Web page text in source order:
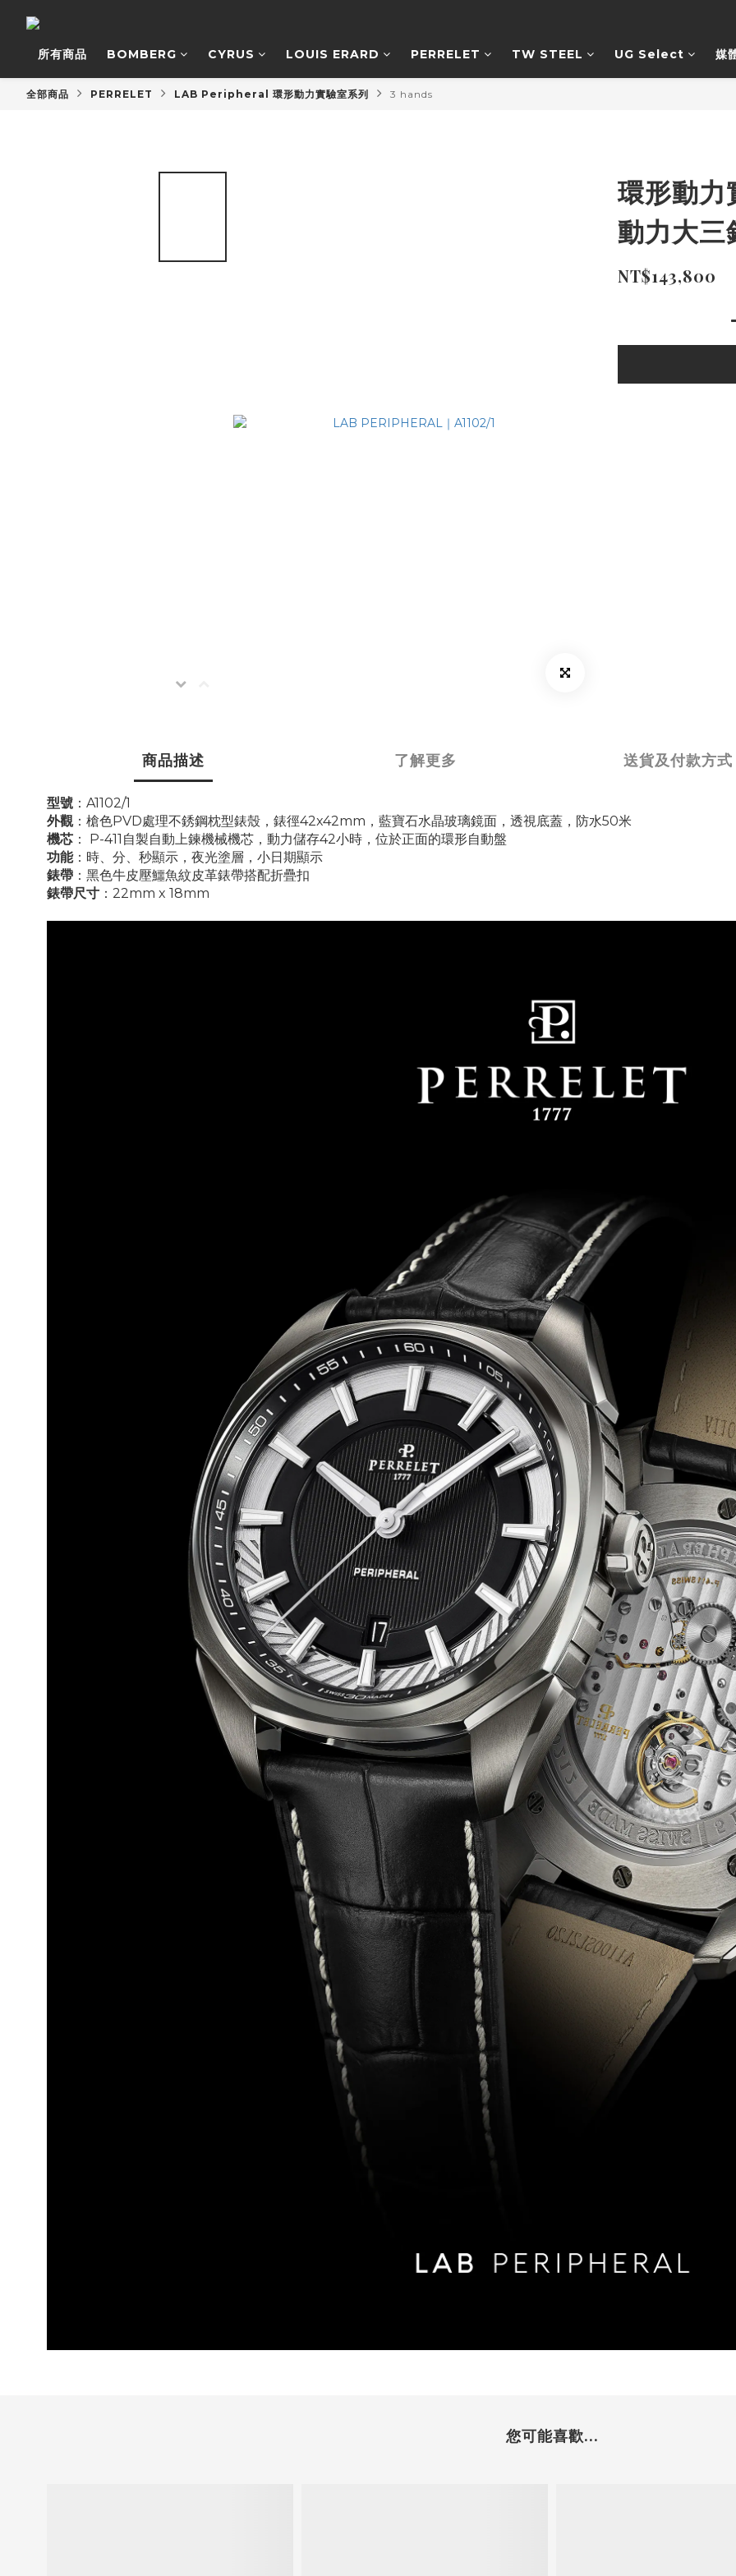
所有商品 BOMBERG CYRUS LOUIS ERARD PERRELET TW STEEL UG Select 媒
全部商品 PERRELET LAB Peripheral 環形動力實驗室系列 3 hands
環形動力
動力大三
NT$143,800
商品描述 了解更多 送貨及付款方式
型號 ：A1102/1
外觀：槍色PVD處理不銹鋼枕型錶殼，錶徑42x42mm，藍寶石水晶玻璃鏡面，透視底蓋，防水50米
機芯 ： P-411自製自動上鍊機械機芯，動力儲存42小時，位於正面的環形自動盤
功能：時、分、秒顯示，夜光塗層，小日期顯示
錶帶 ：黑色牛皮壓鱷魚紋皮革錶帶搭配折疊扣
錶帶尺寸 ：22mm x 18mm
您可能喜歡...